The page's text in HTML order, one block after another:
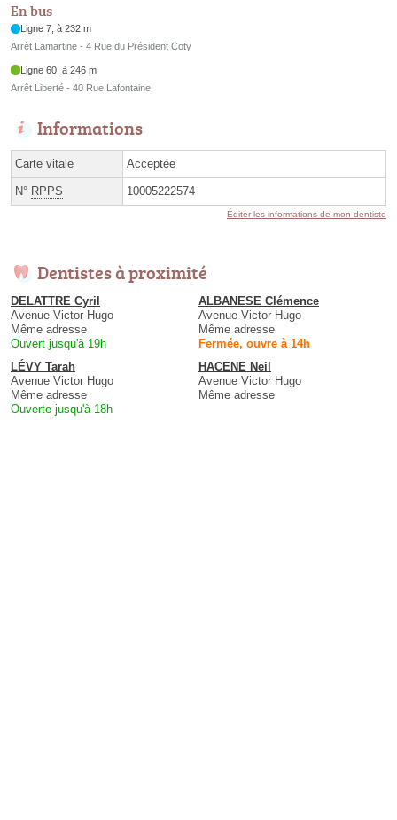
En bus
Ligne 7, à 232 m
Arrêt Lamartine - 4 Rue du Président Coty
Ligne 60, à 246 m
Arrêt Liberté - 40 Rue Lafontaine
Informations
Carte vitale Acceptée
N° RPPS 10005222574
Éditer les informations de mon dentiste
Dentistes à proximité
DELATTRE Cyril
Avenue Victor Hugo
Même adresse
Ouvert jusqu'à 19h
ALBANESE Clémence
Avenue Victor Hugo
Même adresse
Fermée, ouvre à 14h
LÉVY Tarah
Avenue Victor Hugo
Même adresse
Ouverte jusqu'à 18h
HACENE Neil
Avenue Victor Hugo
Même adresse